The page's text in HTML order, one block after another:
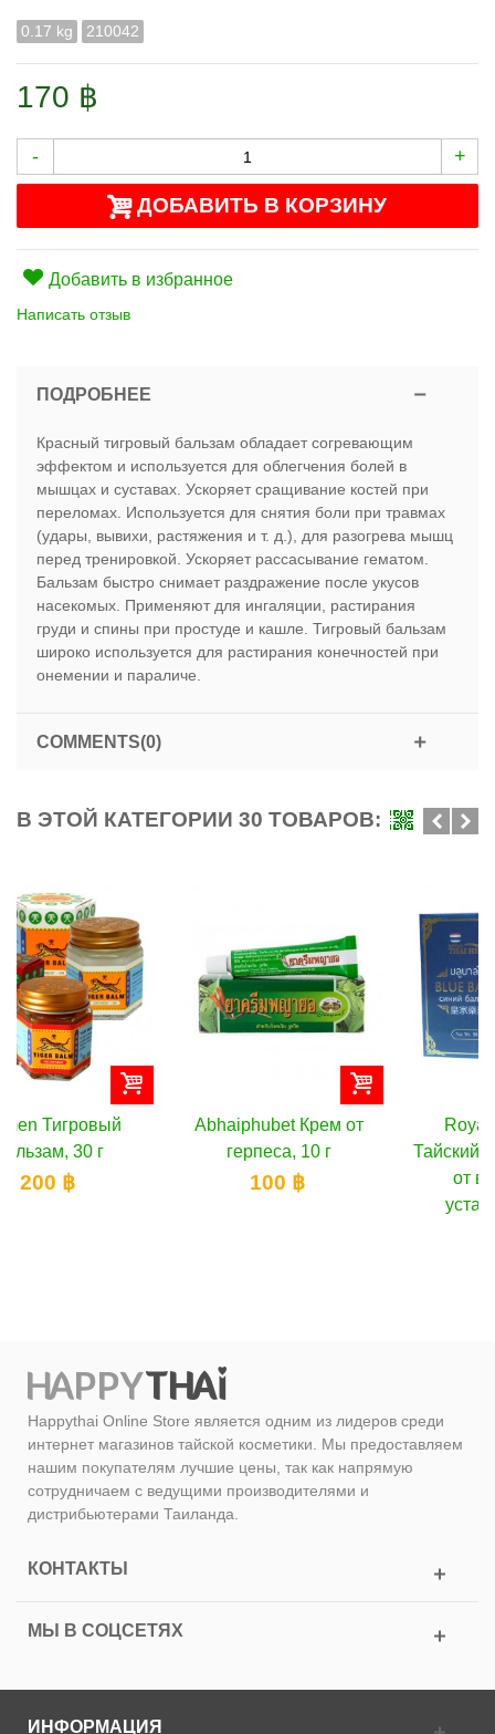
0.17 kg 210042
170 ฿
- +
ДОБАВИТЬ В КОРЗИНУ
Добавить в избранное
Написать отзыв
ПОДРОБНЕЕ
Красный тигровый бальзам обладает согревающим
эффектом и используется для облегчения болей в
мышцах и суставах. Ускоряет сращивание костей при
переломах. Используется для снятия боли при травмах
(удары, вывихи, растяжения и т. д.), для разогрева мышц
перед тренировкой. Ускоряет рассасывание гематом.
Бальзам быстро снимает раздражение после укусов
насекомых. Применяют для ингаляции, растирания
груди и спины при простуде и кашле. Тигровый бальзам
широко используется для растирания конечностей при
онемении и параличе.
COMMENTS(0)
В ЭТОЙ КАТЕГОРИИ 30 ТОВАРОВ:
Abhaiphubet Крем от
герпеса, 10 г
Royal Thai Herb
Тайский синий бальзам
Happythai Online Store является одним из лидеров среди
интернет магазинов тайской косметики. Мы предоставляем
нашим покупателям лучшие цены, так как напрямую
сотрудничаем с ведущими производителями и
дистрибьютерами Таиланда.
КОНТАКТЫ
МЫ В СОЦСЕТЯХ
ИНФОРМАЦИЯ